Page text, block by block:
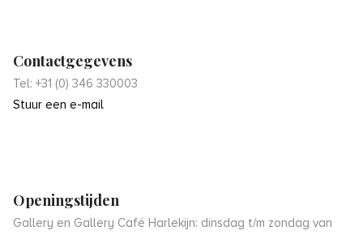
Contactgegevens
Tel: +31 (0) 346 330003
Stuur een e-mail
Openingstijden
Gallery en Gallery Café Harlekijn: dinsdag t/m zondag van